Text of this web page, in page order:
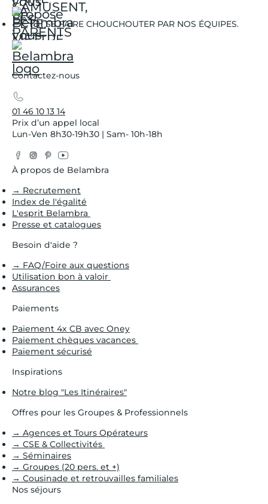
SE FAIRE CHOUCHOUTER PAR NOS ÉQUIPES.
Contactez-nous
01 46 10 13 14
Prix d’un appel local
Lun-Ven 8h30-19h30 | Sam- 10h-18h
Facebook
Instagram
Pinterest
YouTube
À propos de Belambra
→ Recrutement
Index de l'égalité
L'esprit Belambra
Presse et catalogues
Besoin d'aide ?
→ FAQ/Foire aux questions
Utilisation bon à valoir
Assurances
Paiements
Paiement 4x CB avec Oney
Paiement chèques vacances
Paiement sécurisé
Inspirations
Notre blog "Les Itinéraires"
Offres pour les Groupes & Professionnels
→ Agences et Tours Opérateurs
→ CSE & Collectivités
→ Séminaires
→ Groupes (20 pers. et +)
→ Cousinade et retrouvailles familiales
Nos séjours